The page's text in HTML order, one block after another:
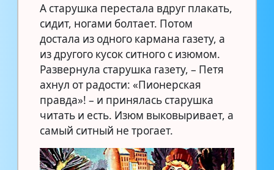
А старушка перестала вдруг плакать,
сидит, ногами болтает. Потом
достала из одного кармана газету, а
из другого кусок ситного с изюмом.
Развернула старушка газету, – Петя
ахнул от радости: «Пионерская
правда»! – и принялась старушка
читать и есть. Изюм выковыривает, а
самый ситный не трогает.